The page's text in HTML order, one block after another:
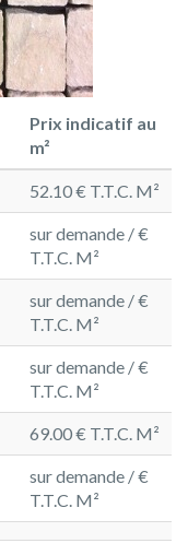
Prix indicatif au
m²
52.10 € T.T.C. M²
sur demande / €
T.T.C. M²
sur demande / €
T.T.C. M²
sur demande / €
T.T.C. M²
69.00 € T.T.C. M²
sur demande / €
T.T.C. M²